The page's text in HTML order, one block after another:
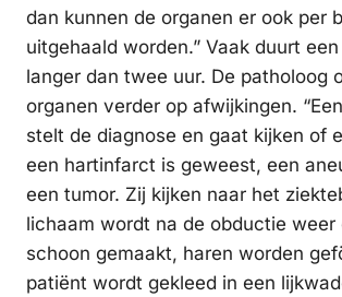
dan kunnen de organen er ook per
uitgehaald worden.” Vaak duurt
langer dan twee uur. De patholoog
organen verder op afwijkingen.
stelt de diagnose en gaat kijken of
een hartinfarct is geweest, een
een tumor. Zij kijken naar het
lichaam wordt na de obductie
schoon gemaakt, haren worden
patiënt wordt gekleed in een